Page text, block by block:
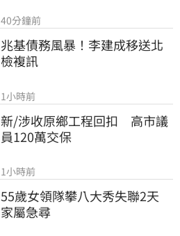
40分鐘前
兆基債務風暴！李建成移送北
檢複訊
1小時前
新/涉收原鄉工程回扣　高市議
員120萬交保
1小時前
55歲女領隊攀八大秀失聯2天
家屬急尋